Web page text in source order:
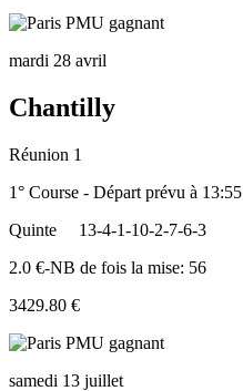
mardi 28 avril
Chantilly
Réunion 1
1° Course - Départ prévu à 13:55
Quinte
13-4-1-10-2-7-6-3
2.0 €-NB de fois la mise: 56
3429.80 €
samedi 13 juillet